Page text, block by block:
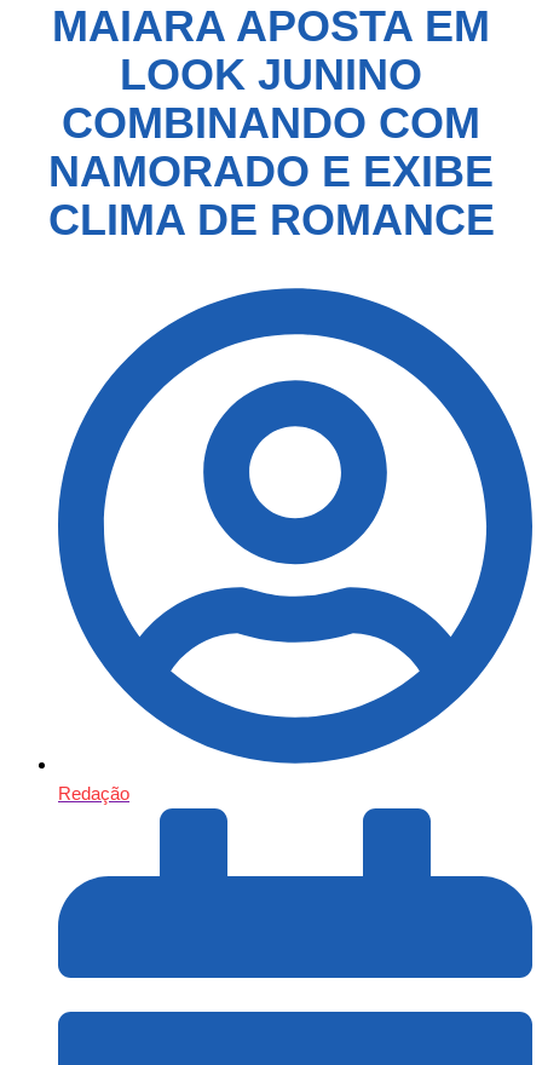
MAIARA APOSTA EM
LOOK JUNINO
COMBINANDO COM
NAMORADO E EXIBE
CLIMA DE ROMANCE
Redação